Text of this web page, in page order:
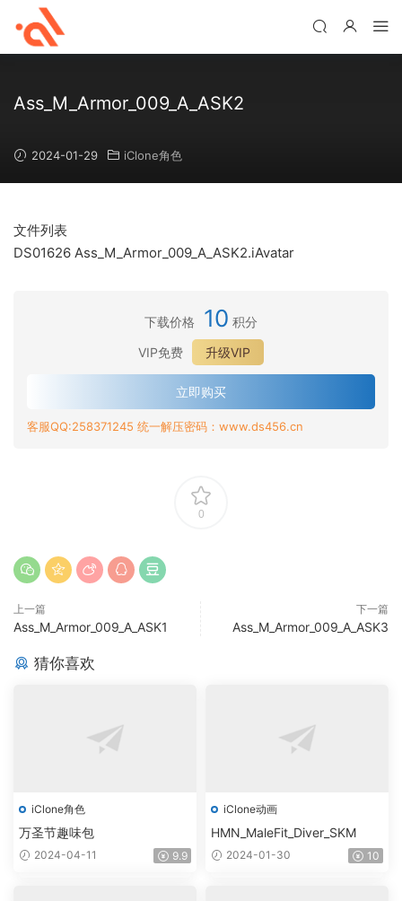
Ass_M_Armor_009_A_ASK2
2024-01-29 iClone角色
文件列表
DS01626 Ass_M_Armor_009_A_ASK2.iAvatar
下载价格 10 积分
VIP免费
升级VIP
立即购买
客服QQ:258371245 统一解压密码：www.ds456.cn
0
上一篇
Ass_M_Armor_009_A_ASK1
下一篇
Ass_M_Armor_009_A_ASK3
猜你喜欢
iClone角色
万圣节趣味包
2024-04-11 9.9
iClone动画
HMN_MaleFit_Diver_SKM
2024-01-30 10